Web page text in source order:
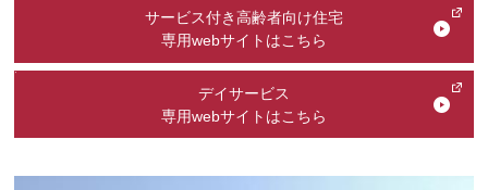
サービス付き高齢者向け住宅
専用webサイトはこちら
デイサービス
専用webサイトはこちら